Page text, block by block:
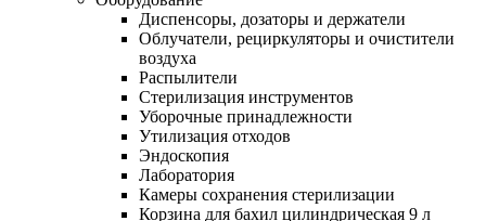
Диспенсоры, дозаторы и держатели
Облучатели, рециркуляторы и очистители
воздуха
Распылители
Стерилизация инструментов
Уборочные принадлежности
Утилизация отходов
Эндоскопия
Лаборатория
Камеры сохранения стерилизации
Корзина для бахил цилиндрическая 9 л